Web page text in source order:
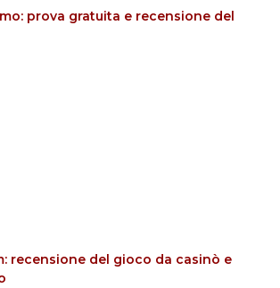
prova gratuita e recensione del
recensione del gioco da casinò e